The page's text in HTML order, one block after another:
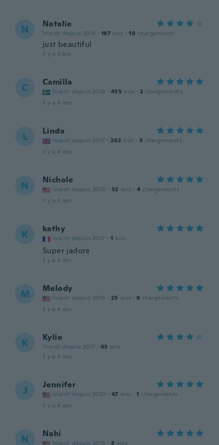
N Natalie
Inscrit depuis 2014 · 187 avis · 10 chargements
just beautiful
il y a 3 ans
C Camilla
Inscrit depuis 2018 · 455 avis · 2 chargements
il y a 4 ans
L Linda
Inscrit depuis 2017 · 262 avis · 3 chargements
il y a 4 ans
N Nichole
Inscrit depuis 2020 · 32 avis · 4 chargements
il y a 4 ans
K kathy
Inscrit depuis 2017 · 1 avis
Super jadore
il y a 4 ans
M Melody
Inscrit depuis 2016 · 25 avis · 9 chargements
il y a 4 ans
K Kylie
Inscrit depuis 2017 · 63 avis
il y a 4 ans
J Jennifer
Inscrit depuis 2020 · 47 avis · 1 chargements
il y a 4 ans
N Nahi
Inscrit depuis 2018 · 3 avis